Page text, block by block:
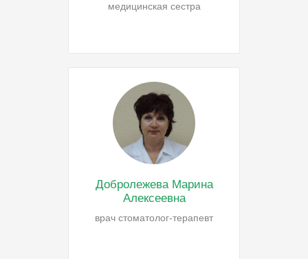
медицинская сестра
Добролежева Марина
Алексеевна
врач стоматолог-терапевт